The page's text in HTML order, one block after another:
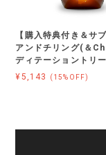
【購入特典付き＆サ
アンドチリング(＆
ディテーショントリ
¥5,143
(15%OFF)